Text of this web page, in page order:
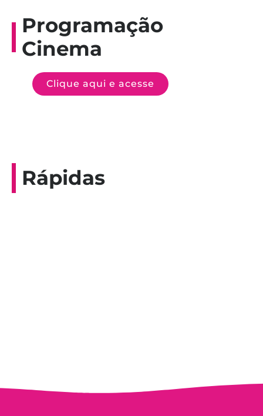
Programação
Cinema
Clique aqui e acesse
Rápidas